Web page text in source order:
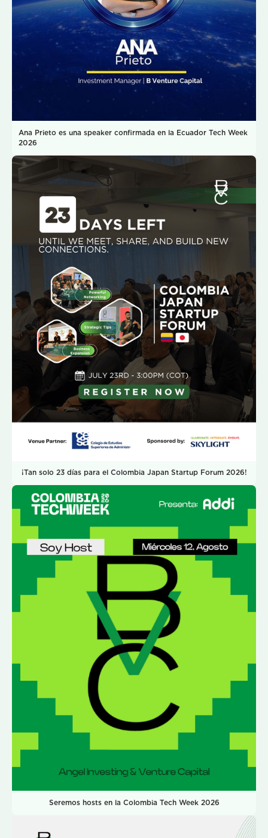
Ana Prieto es una speaker confirmada en la Ecuador Tech Week
2026
¡Tan solo 23 días para el Colombia Japan Startup Forum 2026!
Seremos hosts en la Colombia Tech Week 2026